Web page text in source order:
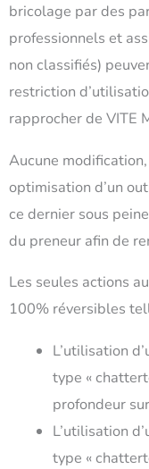
bricolage par des
professionnels et
non classifiés)
restriction
rapprocher de VITE
Aucune
optimisation d’un
ce dernier sous
du preneur afin de
Les seules actions
100% réversibles
L’utilisation
type «
profondeur
L’utilisation
type «